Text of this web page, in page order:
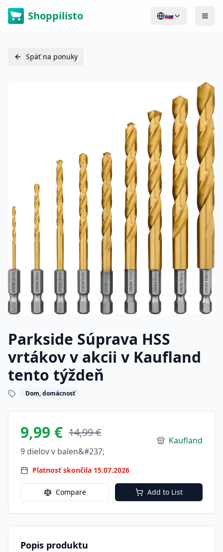
Shoppilisto 🇸🇰
Späť na ponuky
Parkside Súprava HSS
vrtákov v akcii v Kaufland
tento týždeň
Dom, domácnosť
9,99 € 14,99 €
9 dielov v balen&#237;
Kaufland
Platnosť skončila 15.07.2026
Compare Add to List
Popis produktu